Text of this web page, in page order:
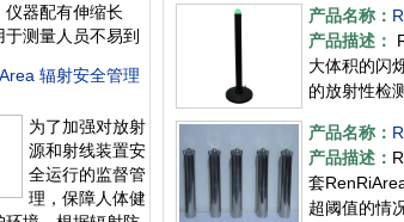
仪器配有伸缩长
于测量人员不易到
用人员提供有效保
过配套的
辐射剂量管理软
辐射安全管理
为了加强对放射
源和射线装置安
全运行的监督管
理，保障人体健
产品名称：
产品描述：
大体积的闪
的放射性检
产品名称：
产品描述：
套
超阈值的情